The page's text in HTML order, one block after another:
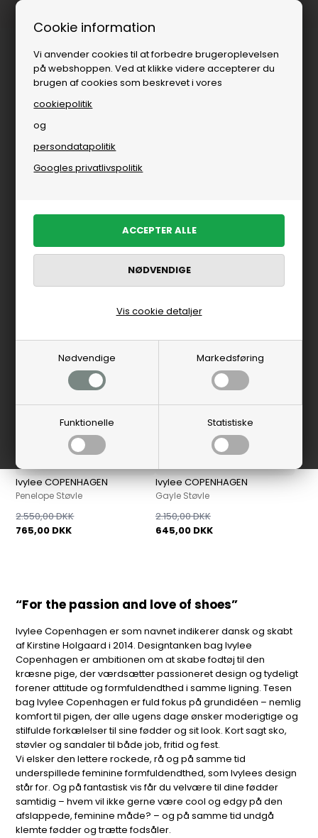
Cookie information
Vi anvender cookies til at forbedre brugeroplevelsen
på webshoppen. Ved at klikke videre accepterer du
brugen af cookies som beskrevet i vores
cookiepolitik
og
persondatapolitik
Googles privatlivspolitik
Nødvendige Markedsføring
Funktionelle Statistiske
Vis cookie detaljer
Brands »Ivylee Copenhagen
FILTRER PRODUKTER
Ivylee COPENHAGEN
Penelope Støvle
765,00 DKK
2.550,00 DKK
-70%
Ivylee COPENHAGEN
Gayle Støvle
645,00 DKK
2.150,00 DKK
“For the passion and love of shoes”
Ivylee Copenhagen er som navnet indikerer dansk og skabt
af Kirstine Holgaard i 2014. Designtanken bag Ivylee
Copenhagen er ambitionen om at skabe fodtøj til den
kræsne pige, der værdsætter passioneret design og tydeligt
forener attitude og formfuldendthed i samme ligning. Tesen
bag Ivylee Copenhagen er fuld fokus på grundidéen – nemlig
komfort til pigen, der alle ugens dage ønsker moderigtige og
stilfulde forkælelser til sine fødder og sit look. Kort sagt sko,
støvler og sandaler til både job, fritid og fest.
Vi elsker den lettere rockede, rå og på samme tid
underspillede feminine formfuldendthed, som Ivylees design
står for. Og på fantastisk vis får du velvære til dine fødder
samtidig – hvem vil ikke gerne være cool og edgy på den
afslappede, feminine måde? – og på samme tid undgå
klemte fødder og trætte fodsåler.